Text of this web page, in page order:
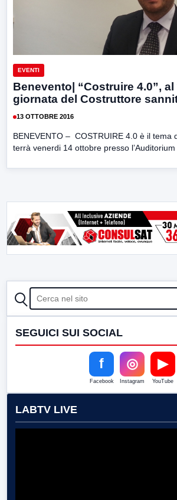
EVENTI
Benevento| “Costruire 4.0”,
giornata del Costruttore
13 OTTOBRE 2016
BENEVENTO – COSTRUIRE 4.0 è il tema
terrà venerdi 14 ottobre presso l’Auditorium
CERCA
SEGUICI SUI SOCIAL
f
Facebook
◎
Instagram
▶
YouTube
LABTV LIVE